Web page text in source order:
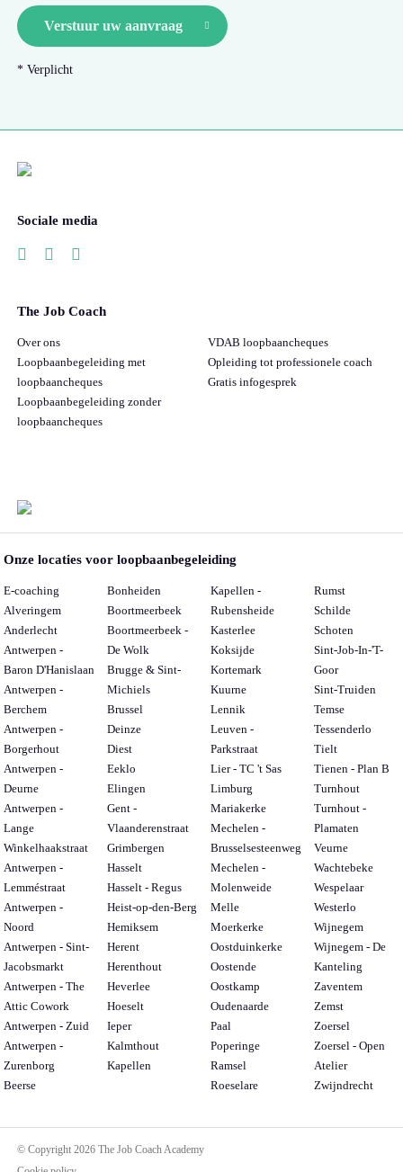
Verstuur uw aanvraag
* Verplicht
Sociale media
The Job Coach
Over ons
Loopbaanbegeleiding met
loopbaancheques
Loopbaanbegeleiding zonder
loopbaancheques
VDAB loopbaancheques
Opleiding tot professionele coach
Gratis infogesprek
Onze locaties voor loopbaanbegeleiding
E-coaching
Alveringem
Anderlecht
Antwerpen -
Baron D'Hanislaan
Antwerpen -
Berchem
Antwerpen -
Borgerhout
Antwerpen -
Deurne
Antwerpen -
Lange
Winkelhaakstraat
Antwerpen -
Lemméstraat
Antwerpen -
Noord
Antwerpen - Sint-
Jacobsmarkt
Antwerpen - The
Attic Cowork
Antwerpen - Zuid
Antwerpen -
Zurenborg
Beerse
Bonheiden
Boortmeerbeek
Boortmeerbeek -
De Wolk
Brugge & Sint-
Michiels
Brussel
Deinze
Diest
Eeklo
Elingen
Gent -
Vlaanderenstraat
Grimbergen
Hasselt
Hasselt - Regus
Heist-op-den-Berg
Hemiksem
Herent
Herenthout
Heverlee
Hoeselt
Ieper
Kalmthout
Kapellen
Kapellen -
Rubensheide
Kasterlee
Koksijde
Kortemark
Kuurne
Lennik
Leuven -
Parkstraat
Lier - TC 't Sas
Limburg
Mariakerke
Mechelen -
Brusselsesteenweg
Mechelen -
Molenweide
Melle
Moerkerke
Oostduinkerke
Oostende
Oostkamp
Oudenaarde
Paal
Poperinge
Ramsel
Roeselare
Rumst
Schilde
Schoten
Sint-Job-In-'T-
Goor
Sint-Truiden
Temse
Tessenderlo
Tielt
Tienen - Plan B
Turnhout
Turnhout -
Plamaten
Veurne
Wachtebeke
Wespelaar
Westerlo
Wijnegem
Wijnegem - De
Kanteling
Zaventem
Zemst
Zoersel
Zoersel - Open
Atelier
Zwijndrecht
© Copyright 2026 The Job Coach Academy